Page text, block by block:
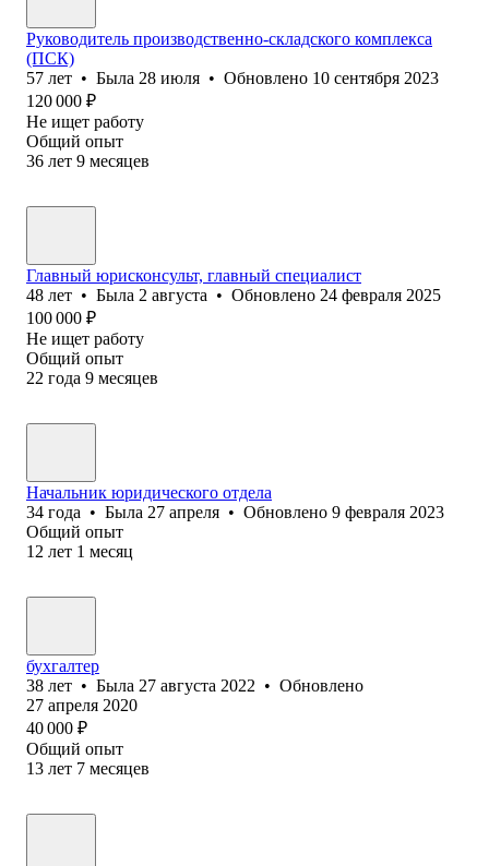
Руководитель производственно-складского комплекса
(ПСК)
57 лет • Была 28 июля • Обновлено 10 сентября 2023
120 000 ₽
Не ищет работу
Общий опыт
36 лет 9 месяцев
Главный юрисконсульт, главный специалист
48 лет • Была 2 августа • Обновлено 24 февраля 2025
100 000 ₽
Не ищет работу
Общий опыт
22 года 9 месяцев
Начальник юридического отдела
34 года • Была 27 апреля • Обновлено 9 февраля 2023
Общий опыт
12 лет 1 месяц
бухгалтер
38 лет • Была 27 августа 2022 • Обновлено
27 апреля 2020
40 000 ₽
Общий опыт
13 лет 7 месяцев